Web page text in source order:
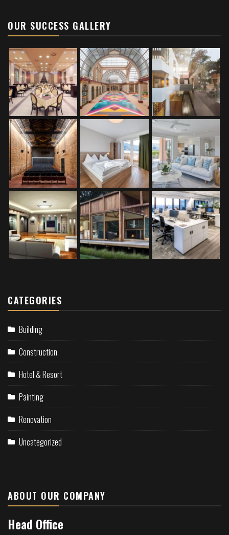
OUR SUCCESS GALLERY
CATEGORIES
Building
Construction
Hotel & Resort
Painting
Renovation
Uncategorized
ABOUT OUR COMPANY
Head Office